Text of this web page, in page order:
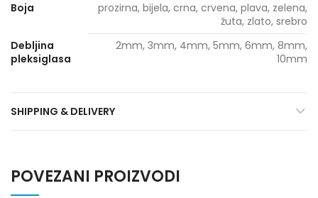
Boja
prozirna, bijela, crna, crvena, plava, zelena,
žuta, zlato, srebro
Debljina
pleksiglasa
2mm, 3mm, 4mm, 5mm, 6mm, 8mm,
10mm
SHIPPING & DELIVERY
POVEZANI PROIZVODI